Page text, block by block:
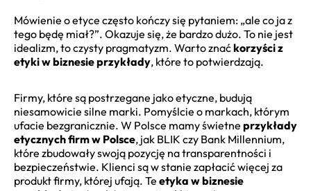
Mówienie o etyce często kończy się pytaniem: „ale co ja z
tego będę miał?”. Okazuje się, że bardzo dużo. To nie jest
idealizm, to czysty pragmatyzm. Warto znaćkorzyści z
etyki w biznesie przykłady, które to potwierdzają.
Firmy, które są postrzegane jako etyczne, budują
niesamowicie silne marki. Pomyślcie o markach, którym
ufacie bezgranicznie. W Polsce mamy świetne przykłady
etycznych firm w Polsce, jak BLIK czy Bank Millennium,
które zbudowały swoją pozycję na transparentności i
bezpieczeństwie. Klienci są w stanie zapłacić więcej za
produkt firmy, której ufają. Te etyka w biznesie